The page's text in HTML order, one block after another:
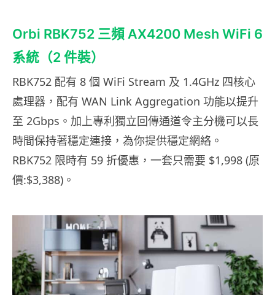
Orbi RBK752 三頻 AX4200 Mesh WiFi 6
系統（2 件裝）
RBK752 配有 8 個 WiFi Stream 及 1.4GHz 四核心
處理器，配有 WAN Link Aggregation 功能以提升
至 2Gbps。加上專利獨立回傳通道令主分機可以長
時間保持著穩定連接，為你提供穩定網絡。
RBK752 限時有 59 折優惠，一套只需要 $1,998 (原
價:$3,388)。